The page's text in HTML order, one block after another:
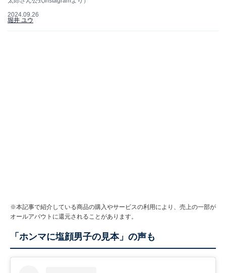
2024.09.26
堀井 ユウ
※本記事で紹介している商品の購入やサービスの利用により、売上の一部が
オールアバウトに還元されることがあります。
「ホンマに塩顔男子の見本」の声も